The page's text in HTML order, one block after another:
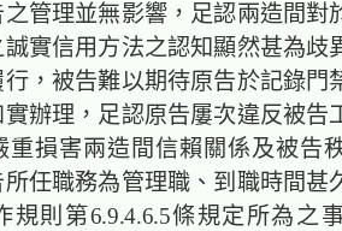
管理並無影響，足認兩造間對
實信用方法之認知顯然甚為歧
，被告難以期待原告於記錄門
辦理，足認原告屢次違反被告
重損害兩造間信賴關係及被告
任職務為管理職、到職時間甚
規則第6.9.4.6.5條規定所為之